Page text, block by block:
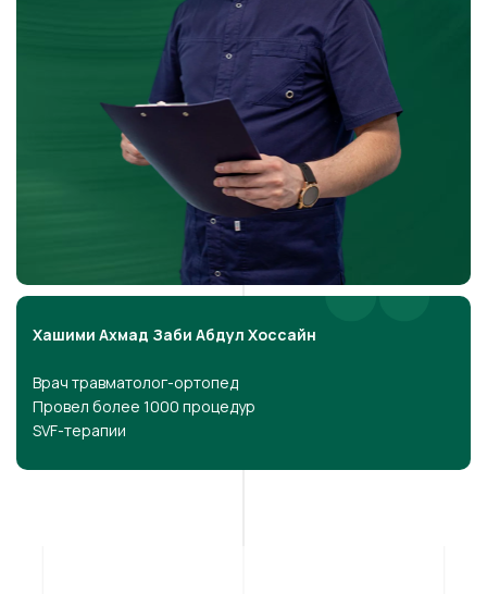
Хашими Ахмад Заби Абдул Хоссайн
Врач травматолог-ортопед
Провел более 1000 процедур
SVF-терапии